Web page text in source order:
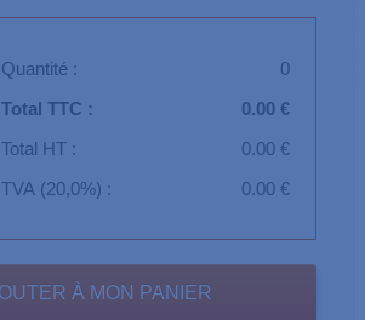
Quantité :
0
Total TTC :
0.00 €
Total HT :
0.00 €
TVA (20,0%) :
0.00 €